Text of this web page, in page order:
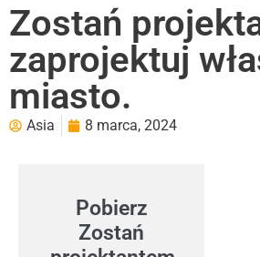
Zostań
zaprojektuj
miasto.
Asia 8 marca, 2024
Pobierz
Zostań